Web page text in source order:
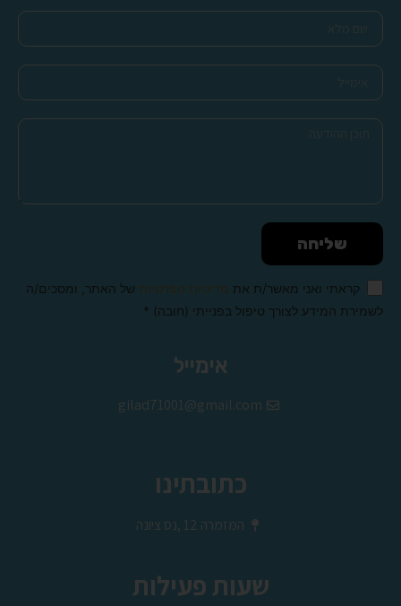
שליחה
קראתי ואני מאשר/ת את מדיניות הפרטיות של האתר, ומסכים/ה
לשמירת המידע לצורך טיפול בפנייתי (חובה) *
אימייל
gilad71001@gmail.com
כתובתינו
המזמרה 12 ,נס ציונה
שעות פעילות